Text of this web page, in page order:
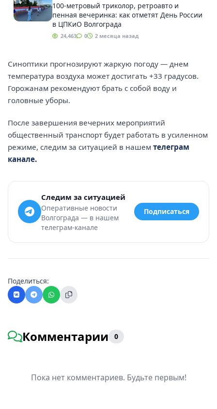
100-метровый триколор, ретроавто и
пенная вечеринка: как отметят День России
в ЦПКиО Волгограда
24,463 0 2 месяца назад
Синоптики прогнозируют жаркую погоду — днем
температура воздуха может достигать +33 градусов.
Горожанам рекомендуют брать с собой воду и
головные уборы.
После завершения вечерних мероприятий
общественный транспорт будет работать в усиленном
режиме, следим за ситуацией в нашем телеграм
канале.
Следим за ситуацией
Оперативные новости
Волгограда — в нашем
телеграм-канале
Подписаться
Поделиться:
Комментарии 0
Пока нет комментариев. Будьте первым!